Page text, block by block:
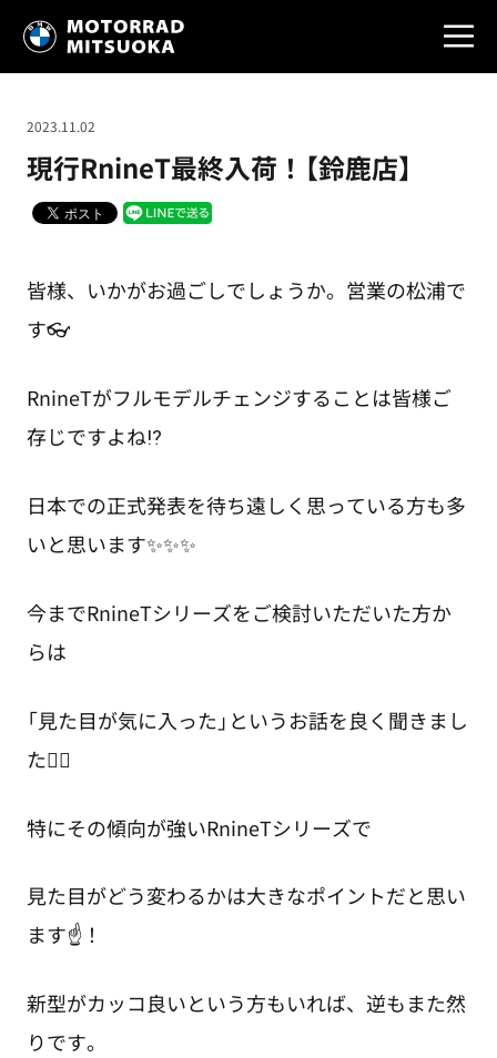
現行RnineT最終入荷！【鈴鹿店】
2023.11.02
皆様、いかがお過ごしでしょうか。営業の松浦で
す👓
RnineTがフルモデルチェンジすることは皆様ご
存じですよね⁉
日本での正式発表を待ち遠しく思っている方も多
いと思います✨✨✨
今までRnineTシリーズをご検討いただいた方か
らは
「見た目が気に入った」というお話を良く聞きまし
た👂🏻
特にその傾向が強いRnineTシリーズで
見た目がどう変わるかは大きなポイントだと思い
ます☝！
新型がカッコ良いという方もいれば、逆もまた然
りです。